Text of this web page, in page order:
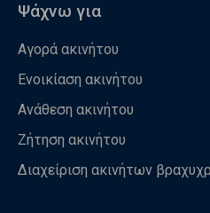
Ψάχνω για
Αγορά ακινήτου
Ενοικίαση ακινήτου
Ανάθεση ακινήτου
Ζήτηση ακινήτου
Διαχείριση ακινήτων